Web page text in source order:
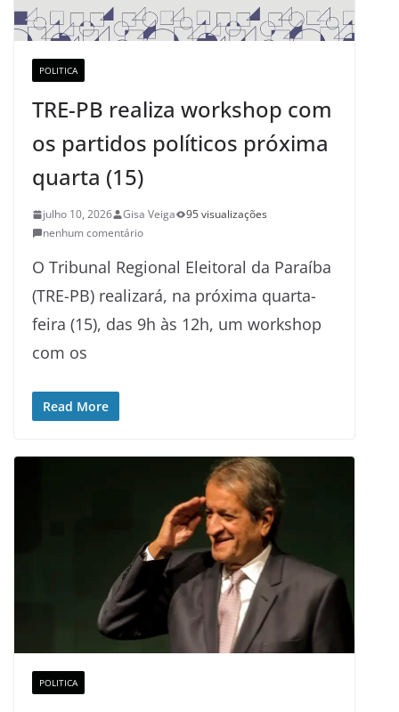
POLITICA
TRE-PB realiza workshop com
os partidos políticos próxima
quarta (15)
julho 10, 2026 Gisa Veiga
95 visualizações
nenhum comentário
O Tribunal Regional Eleitoral da Paraíba
(TRE-PB) realizará, na próxima quarta-
feira (15), das 9h às 12h, um workshop
com os
Read More
POLITICA